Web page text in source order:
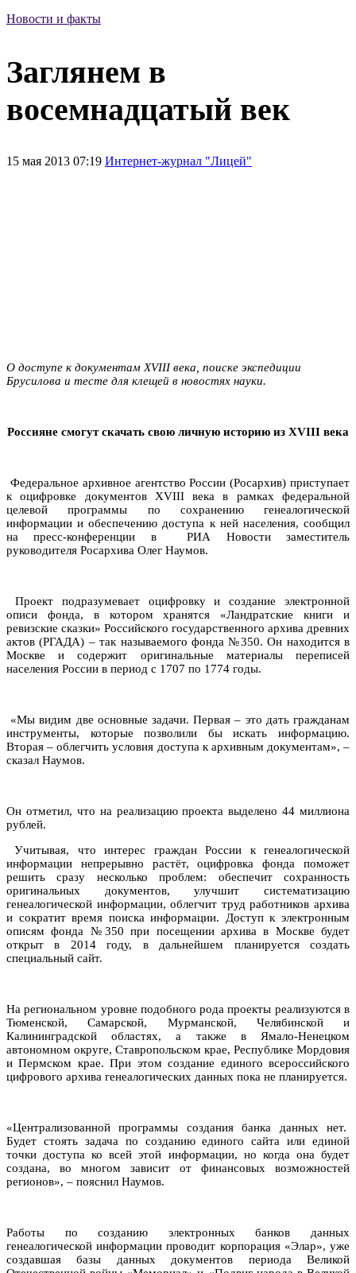
Новости и факты
Заглянем в
восемнадцатый век
15 мая 2013 07:19 Интернет-журнал "Лицей"
О доступе к документам XVIII века, поиске экспедиции
Брусилова и тесте для клещей в новостях науки.
Россияне смогут скачать свою личную историю из XVIII века
Федеральное архивное агентство России (Росархив) приступает
к оцифровке документов XVIII века в рамках федеральной
целевой программы по сохранению генеалогической
информации и обеспечению доступа к ней населения, сообщил
на пресс-конференции в РИА Новости заместитель
руководителя Росархива Олег Наумов.
Проект подразумевает оцифровку и создание электронной
описи фонда, в котором хранятся «Ландратские книги и
ревизские сказки» Российского государственного архива древних
актов (РГАДА) – так называемого фонда №350. Он находится в
Москве и содержит оригинальные материалы переписей
населения России в период с 1707 по 1774 годы.
«Мы видим две основные задачи. Первая – это дать гражданам
инструменты, которые позволили бы искать информацию.
Вторая – облегчить условия доступа к архивным документам», –
сказал Наумов.
Он отметил, что на реализацию проекта выделено 44 миллиона
рублей.
Учитывая, что интерес граждан России к генеалогической
информации непрерывно растёт, оцифровка фонда поможет
решить сразу несколько проблем: обеспечит сохранность
оригинальных документов, улучшит систематизацию
генеалогической информации, облегчит труд работников архива
и сократит время поиска информации. Доступ к электронным
описям фонда №350 при посещении архива в Москве будет
открыт в 2014 году, в дальнейшем планируется создать
специальный сайт.
На региональном уровне подобного рода проекты реализуются в
Тюменской, Самарской, Мурманской, Челябинской и
Калининградской областях, а также в Ямало-Ненецком
автономном округе, Ставропольском крае, Республике Мордовия
и Пермском крае. При этом создание единого всероссийского
цифрового архива генеалогических данных пока не планируется.
«Централизованной программы создания банка данных нет.
Будет стоять задача по созданию единого сайта или единой
точки доступа ко всей этой информации, но когда она будет
создана, во многом зависит от финансовых возможностей
регионов», – пояснил Наумов.
Работы по созданию электронных банков данных
генеалогической информации проводит корпорация «Элар», уже
создавшая базы данных документов периода Великой